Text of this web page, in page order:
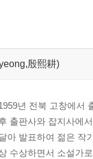
殷熙耕)
년 전북 고창에서
출판사와 잡지사에
아 발표하여 젊은 작
수상하면서 소설가